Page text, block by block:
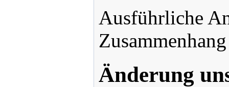
Ausführliche
Änderung